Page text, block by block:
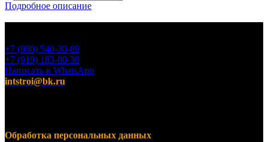
Подробное описание
+7 (980) 540-30-89
+7 (919) 183-80-30
Написать в WhatsApp
intstroi@bk.ru
Обработка персональных данных